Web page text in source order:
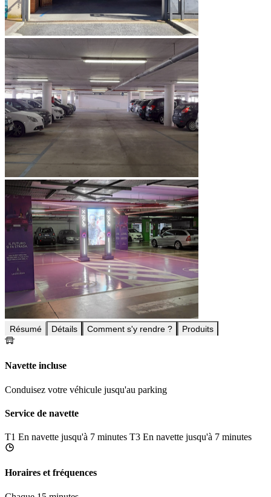
Résumé Détails Comment s'y rendre ? Produits
Navette incluse
Conduisez votre véhicule jusqu'au parking
Service de navette
T1 En navette jusqu'à 7 minutes T3 En navette jusqu'à 7 minutes
Horaires et fréquences